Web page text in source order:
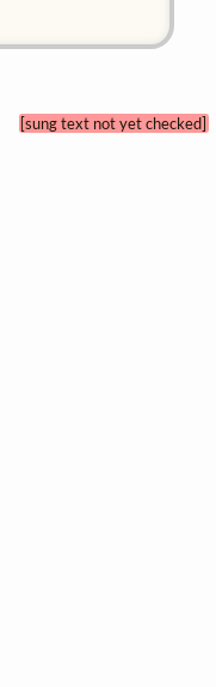
[sung text not yet checked]